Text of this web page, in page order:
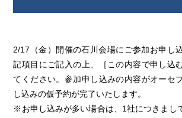
2/17（金）開催の石川会場にご参加お申し
記項目にご記入の上、［この内容で申し込
てください。参加申し込みの内容がオーセ
し込みの仮予約が完了いたします。
※お申し込みが多い場合は、1社につきまし